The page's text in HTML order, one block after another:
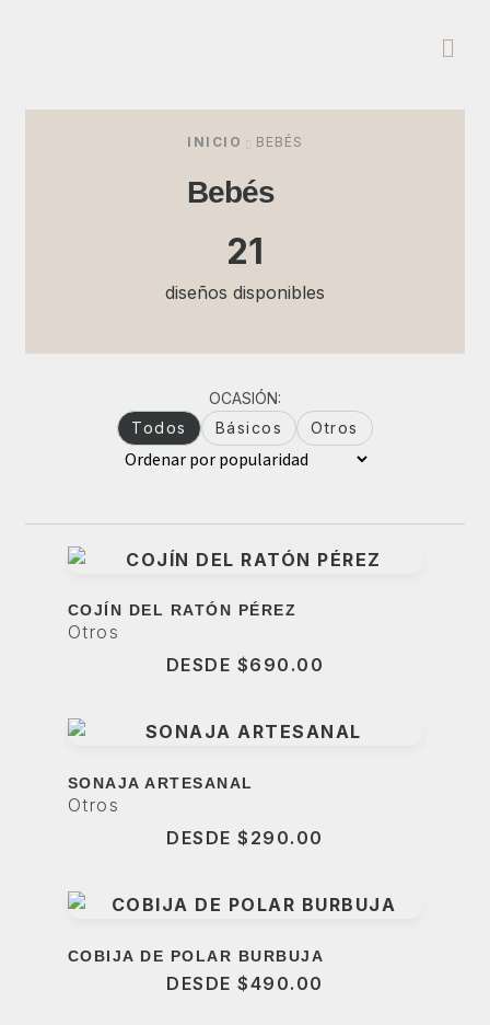
INICIO BEBÉS
Bebés
21
diseños disponibles
OCASIÓN:
Todos
Básicos Otros
COJÍN DEL RATÓN PÉREZ
Otros
DESDE $690.00
SONAJA ARTESANAL
Otros
DESDE$ 290.00
COBIJA DE POLAR BURBUJA
DESDE$490.00